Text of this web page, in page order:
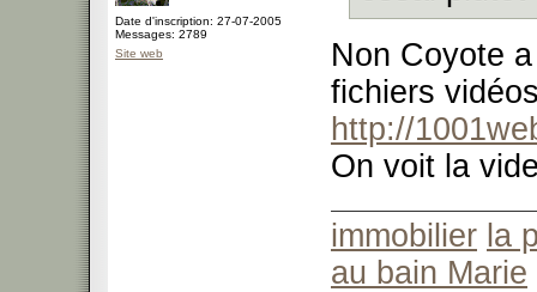
Date d'inscription: 27-07-2005
Messages: 2789
Site web
Non Coyote
fichiers
http://
On voit la
immobilier la
au bain Marie